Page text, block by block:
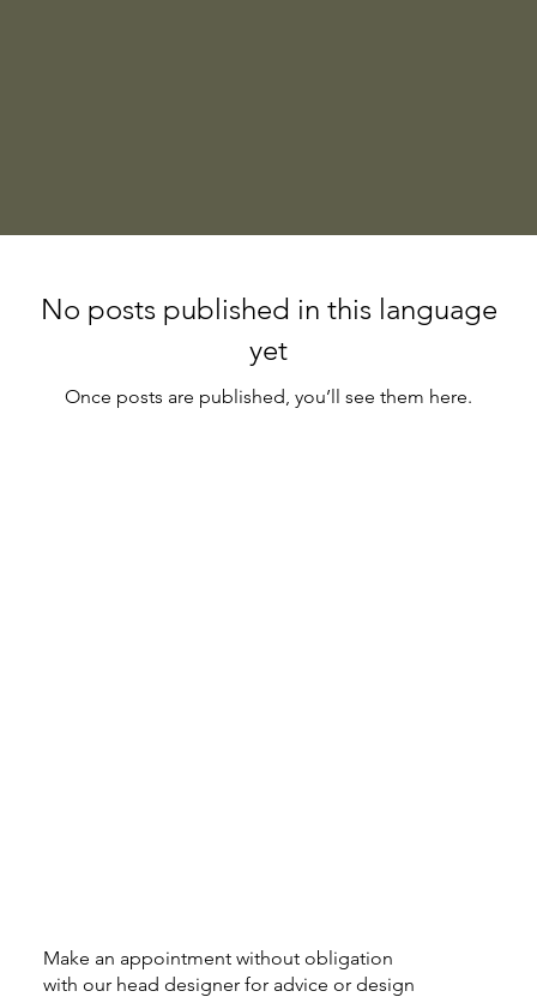
No posts published in this language
yet
Once posts are published, you’ll see them here.
Make an appointment without obligation
with our head designer for advice or design